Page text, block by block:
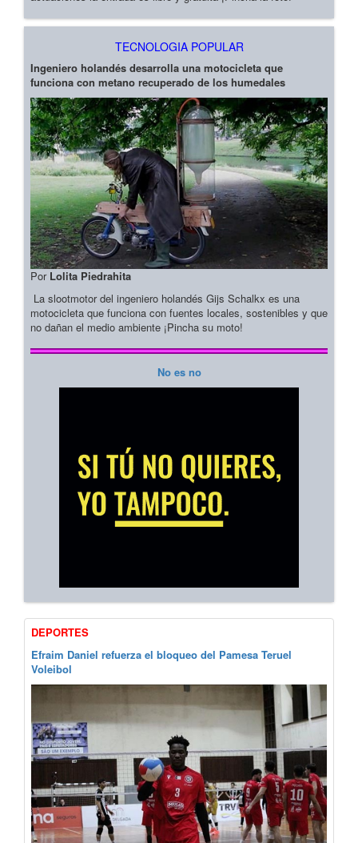
TECNOLOGIA POPULAR
Ingeniero holandés desarrolla una motocicleta que
funciona con metano recuperado de los humedales
Por Lolita Piedrahita
La slootmotor del ingeniero holandés Gijs Schalkx es una
motocicleta que funciona con fuentes locales, sostenibles y que
no dañan el medio ambiente ¡Pincha su moto!
No es no
DEPORTES
Efraim Daniel refuerza el bloqueo del Pamesa Teruel
Voleibol